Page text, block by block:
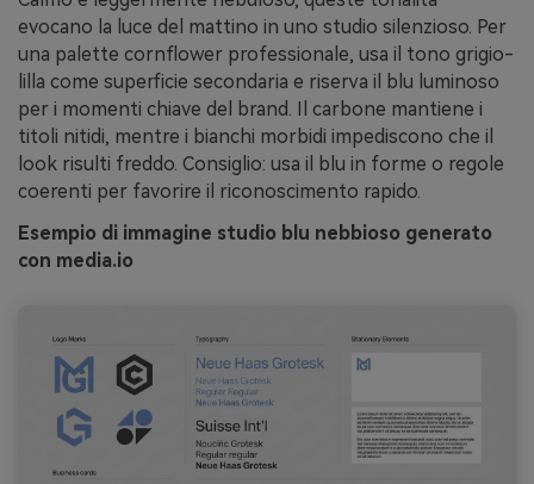
evocano la luce del mattino in uno studio silenzioso. Per
una palette cornflower professionale, usa il tono grigio-
lilla come superficie secondaria e riserva il blu luminoso
per i momenti chiave del brand. Il carbone mantiene i
titoli nitidi, mentre i bianchi morbidi impediscono che il
look risulti freddo. Consiglio: usa il blu in forme o regole
coerenti per favorire il riconoscimento rapido.
Esempio di immagine studio blu nebbioso generato
con media.io